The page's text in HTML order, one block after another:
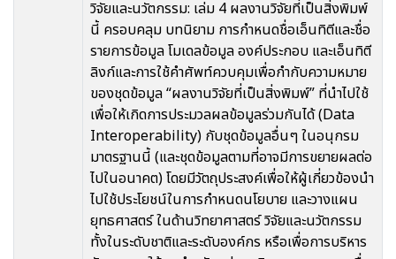
วิจัยและนวัตกรรม: เล่ม 4 ผลงานวิจัยที่เป็นสิ่งพิมพ์
นี้ ครอบคลุม บทนิยาม การกำหนดชื่อเอ็นทิตีและชื่อ
รายการข้อมูล โมเดลข้อมูล องค์ประกอบ และเอ็นทิตี
ลิงก์และการใช้คำศัพท์ควบคุมเพื่อกำกับความหมาย
ของชุดข้อมูล “ผลงานวิจัยที่เป็นสิ่งพิมพ์” ที่นำไปใช้
เพื่อให้เกิดการประมวลผลข้อมูลร่วมกันได้ (Data
Interoperability) กับชุดข้อมูลอื่นๆ ในอนุกรม
มาตรฐานนี้ (และชุดข้อมูลตามที่อาจมีการขยายผลต่อ
ไปในอนาคต) โดยมีวัตถุประสงค์เพื่อให้ผู้เกี่ยวข้องนำ
ไปใช้ประโยชน์ในการกำหนดนโยบาย และวางแผน
ยุทธศาสตร์ ในด้านวิทยาศาสตร์ วิจัยและนวัตกรรม
ทั้งในระดับชาติและระดับองค์กร หรือเพื่อการบริหาร